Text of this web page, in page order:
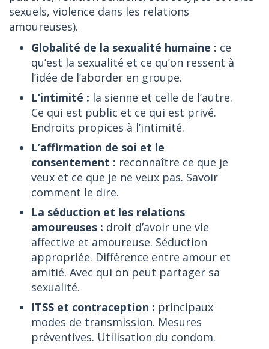
sexuels, violence dans les relations
amoureuses).
Globalité de la sexualité humaine : ce
qu’est la sexualité et ce qu’on ressent à
l’idée de l’aborder en groupe.
L’intimité : la sienne et celle de l’autre.
Ce qui est public et ce qui est privé.
Endroits propices à l’intimité.
L’affirmation de soi et le
consentement : reconnaître ce que je
veux et ce que je ne veux pas. Savoir
comment le dire.
La séduction et les relations
amoureuses : droit d’avoir une vie
affective et amoureuse. Séduction
appropriée. Différence entre amour et
amitié. Avec qui on peut partager sa
sexualité.
ITSS et contraception : principaux
modes de transmission. Mesures
préventives. Utilisation du condom.